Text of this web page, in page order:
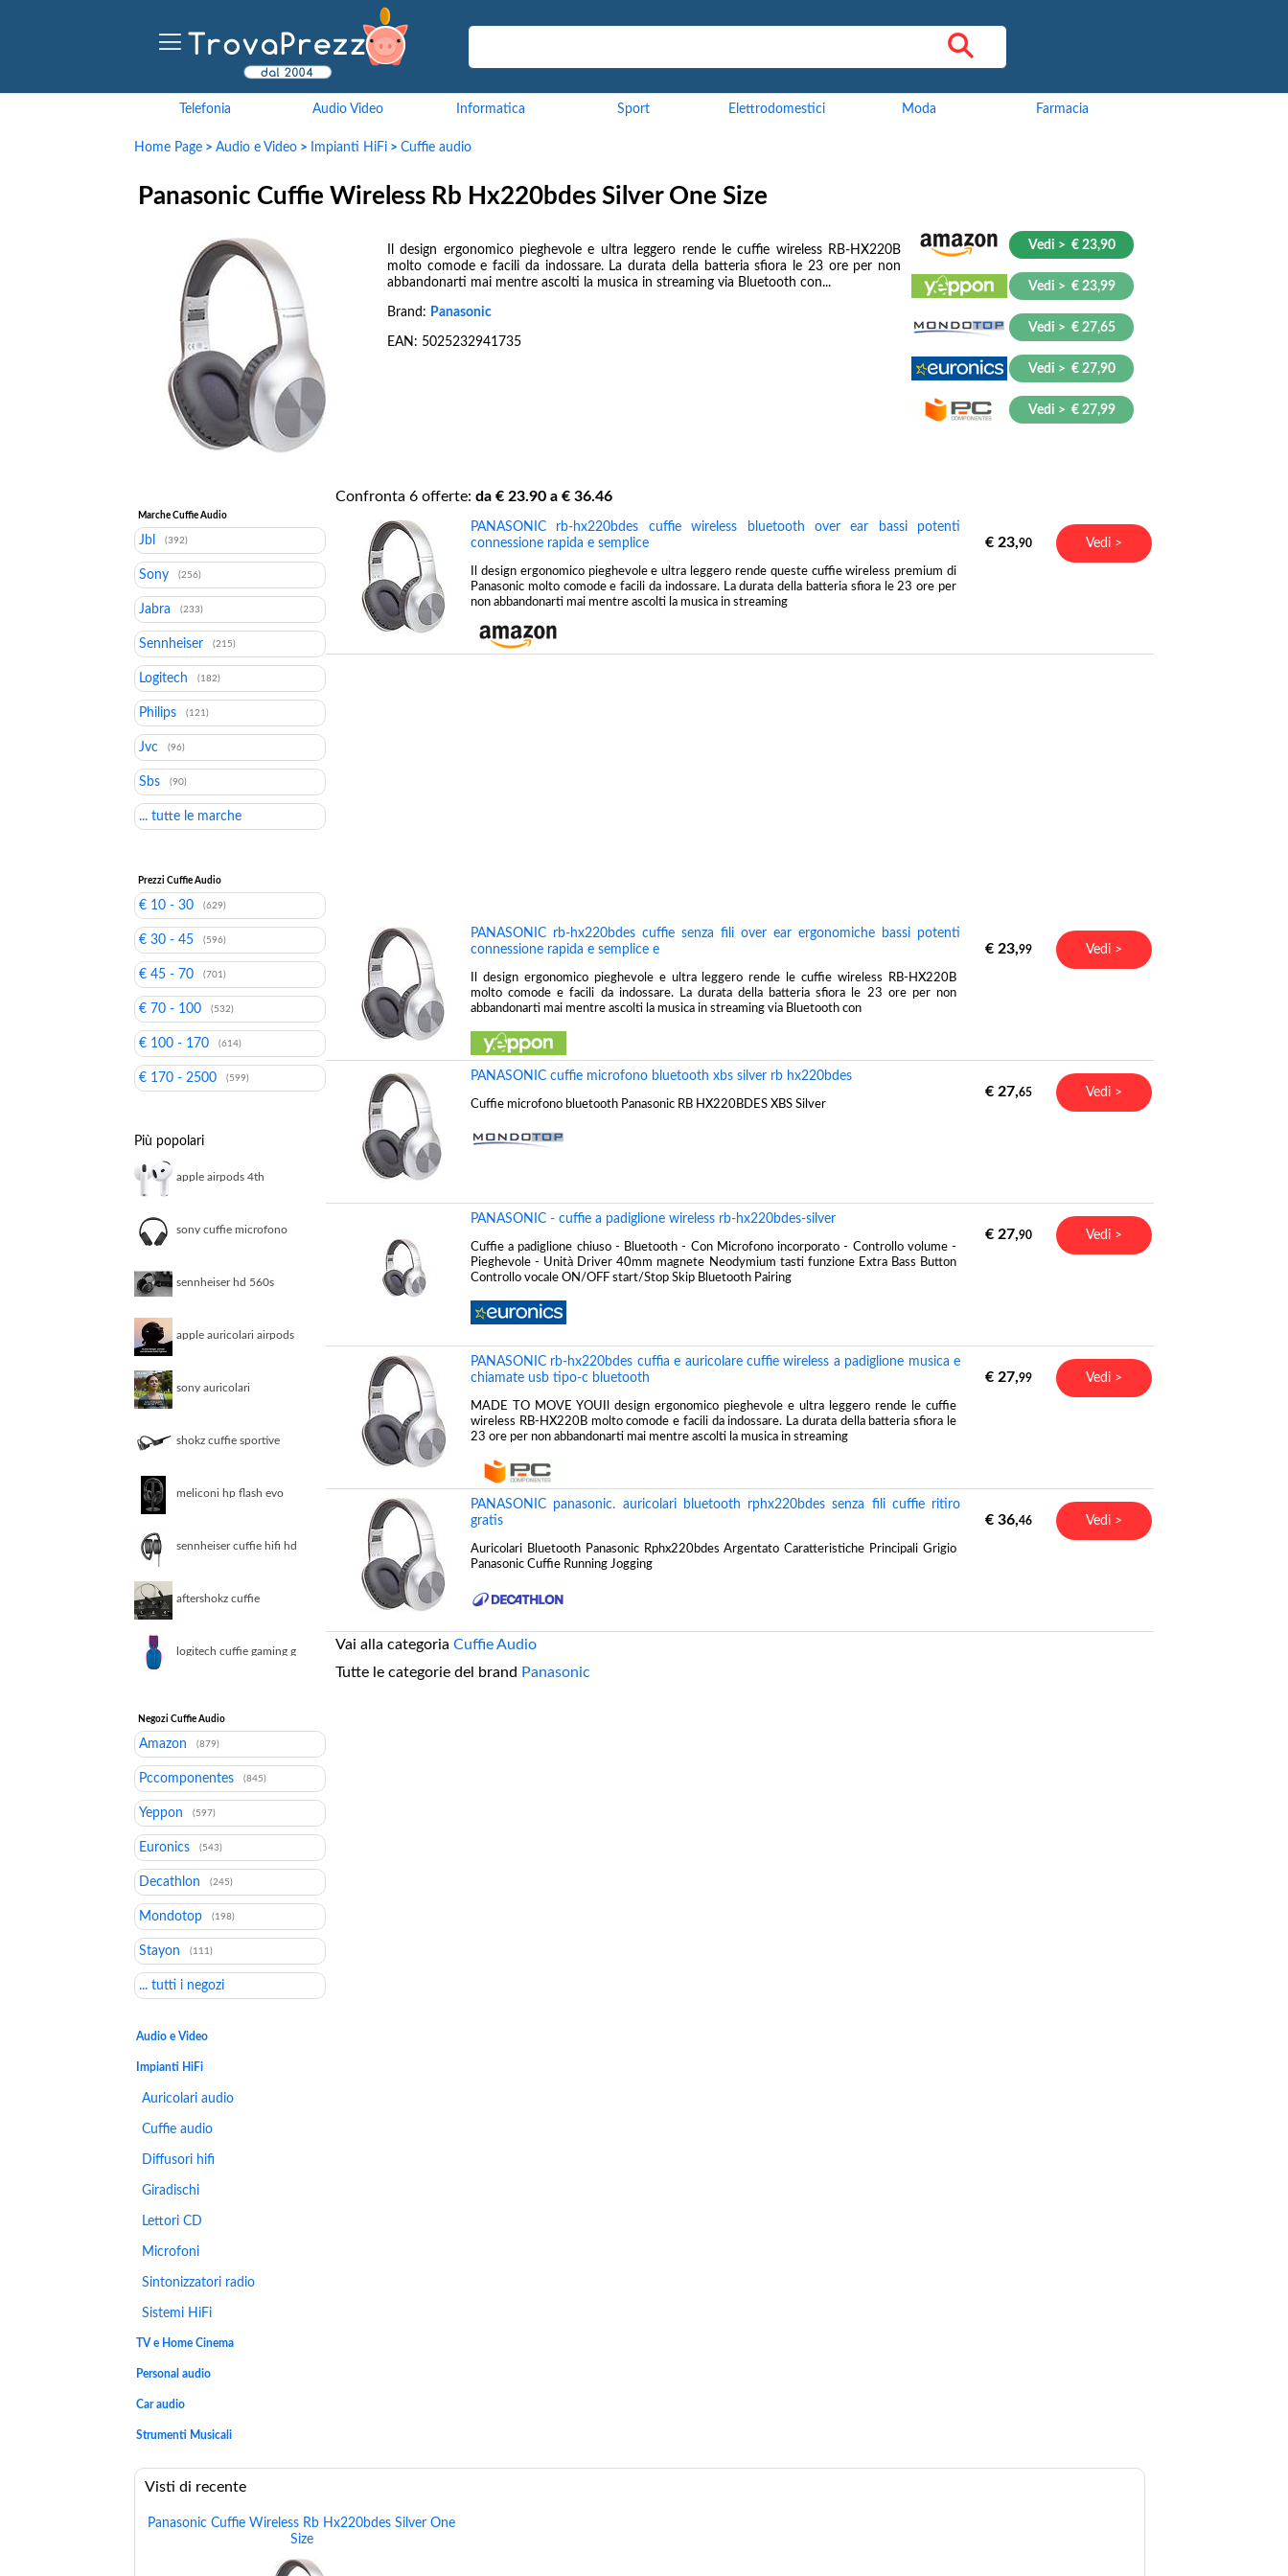
Telefonia Audio Video Informatica Sport Elettrodomestici Moda Farmacia
Home Page > Audio e Video > Impianti HiFi > Cuffie audio
Panasonic Cuffie Wireless Rb Hx220bdes Silver One Size
Il design ergonomico pieghevole e ultra leggero rende le cuffie wireless RB-HX220B
molto comode e facili da indossare. La durata della batteria sfiora le 23 ore per non
abbandonarti mai mentre ascolti la musica in streaming via Bluetooth con...
Brand: Panasonic
EAN: 5025232941735
Vedi > € 23,90
Vedi > € 23,99
Vedi > € 27,65
Vedi > € 27,90
Vedi > € 27,99
Marche Cuffie Audio
Jbl (392)
Sony (256)
Jabra (233)
Sennheiser (215)
Logitech (182)
Philips (121)
Jvc (96)
Sbs (90)
... tutte le marche
Prezzi Cuffie Audio
€ 10 - 30 (629)
€ 30 - 45 (596)
€ 45 - 70 (701)
€ 70 - 100 (532)
€ 100 - 170 (614)
€ 170 - 2500 (599)
Più popolari
apple airpods 4th
sony cuffie microfono
sennheiser hd 560s
apple auricolari airpods
sony auricolari
shokz cuffie sportive
meliconi hp flash evo
sennheiser cuffie hifi hd
aftershokz cuffie
logitech cuffie gaming g
Negozi Cuffie Audio
Amazon (879)
Pccomponentes (845)
Yeppon (597)
Euronics (543)
Decathlon (245)
Mondotop (198)
Stayon (111)
... tutti i negozi
Audio e Video
Impianti HiFi
Auricolari audio
Cuffie audio
Diffusori hifi
Giradischi
Lettori CD
Microfoni
Sintonizzatori radio
Sistemi HiFi
TV e Home Cinema
Personal audio
Car audio
Strumenti Musicali
Confronta 6 offerte: da € 23.90 a € 36.46
PANASONIC rb-hx220bdes cuffie wireless bluetooth over ear bassi potenti
connessione rapida e semplice
Il design ergonomico pieghevole e ultra leggero rende queste cuffie wireless premium di
Panasonic molto comode e facili da indossare. La durata della batteria sfiora le 23 ore per
non abbandonarti mai mentre ascolti la musica in streaming
€ 23,90 Vedi >
PANASONIC rb-hx220bdes cuffie senza fili over ear ergonomiche bassi potenti
connessione rapida e semplice e
Il design ergonomico pieghevole e ultra leggero rende le cuffie wireless RB-HX220B
molto comode e facili da indossare. La durata della batteria sfiora le 23 ore per non
abbandonarti mai mentre ascolti la musica in streaming via Bluetooth con
€ 23,99 Vedi >
PANASONIC cuffie microfono bluetooth xbs silver rb hx220bdes
Cuffie microfono bluetooth Panasonic RB HX220BDES XBS Silver
€ 27,65 Vedi >
PANASONIC - cuffie a padiglione wireless rb-hx220bdes-silver
Cuffie a padiglione chiuso - Bluetooth - Con Microfono incorporato - Controllo volume -
Pieghevole - Unità Driver 40mm magnete Neodymium tasti funzione Extra Bass Button
Controllo vocale ON/OFF start/Stop Skip Bluetooth Pairing
€ 27,90 Vedi >
PANASONIC rb-hx220bdes cuffia e auricolare cuffie wireless a padiglione musica e
chiamate usb tipo-c bluetooth
MADE TO MOVE YOUIl design ergonomico pieghevole e ultra leggero rende le cuffie
wireless RB-HX220B molto comode e facili da indossare. La durata della batteria sfiora le
23 ore per non abbandonarti mai mentre ascolti la musica in streaming
€ 27,99 Vedi >
PANASONIC panasonic. auricolari bluetooth rphx220bdes senza fili cuffie ritiro
gratis
Auricolari Bluetooth Panasonic Rphx220bdes Argentato Caratteristiche Principali Grigio
Panasonic Cuffie Running Jogging
€ 36,46 Vedi >
Vai alla categoria Cuffie Audio
Tutte le categorie del brand Panasonic
Visti di recente
Panasonic Cuffie Wireless Rb Hx220bdes Silver One
Size